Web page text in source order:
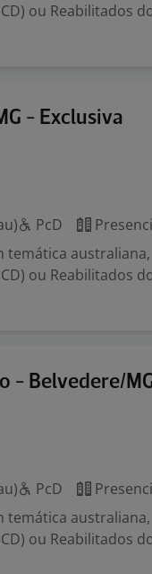
ou Reabilitados
- Exclusiva
PcD
temática australiana,
ou Reabilitados
- Belvedere/
PcD
temática australiana,
ou Reabilitados